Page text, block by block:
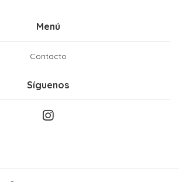
Menú
Contacto
Síguenos